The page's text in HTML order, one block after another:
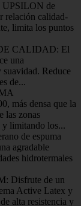
de
relación calidad-
limita los puntos
CALIDAD: El
una
Reduce
de...
más densa que la
las zonas
y limitando los...
de espuma
agradable
hidrotermales
Disfrute de un
Active Latex y
alta resistencia y